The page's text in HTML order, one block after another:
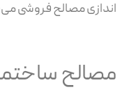
اندازی مصالح فروشی
مصالح